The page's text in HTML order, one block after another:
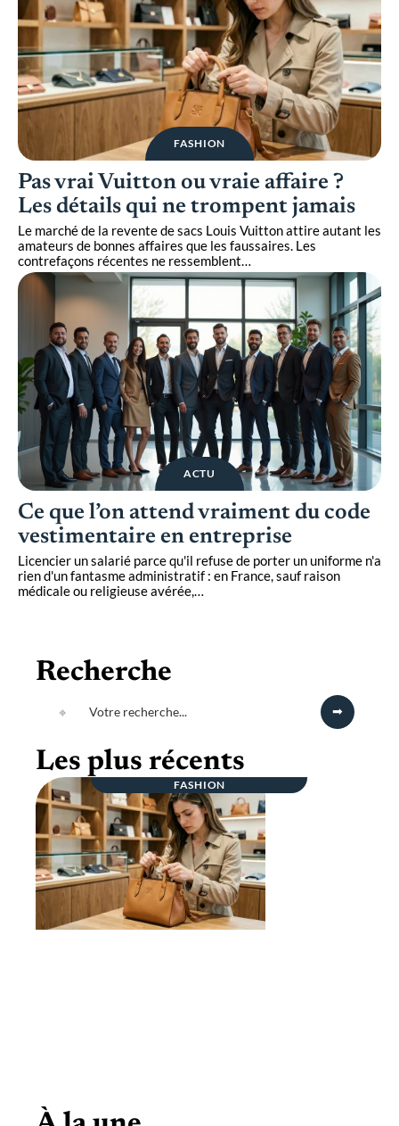
FASHION
Pas vrai Vuitton ou vraie affaire ?
Les détails qui ne trompent jamais
Le marché de la revente de sacs Louis Vuitton attire autant les
amateurs de bonnes affaires que les faussaires. Les
contrefaçons récentes ne ressemblent…
ACTU
Ce que l’on attend vraiment du code
vestimentaire en entreprise
Licencier un salarié parce qu'il refuse de porter un uniforme n'a
rien d'un fantasme administratif : en France, sauf raison
médicale ou religieuse avérée,
Recherche
Les plus récents
FASHION